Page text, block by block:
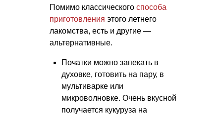
Помимо классического способа
приготовления этого летнего
лакомства, есть и другие —
альтернативные.
Початки можно запекать в
духовке, готовить на пару, в
мультиварке или
микроволновке. Очень вкусной
получается кукуруза на